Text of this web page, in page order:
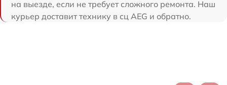
на выезде, если не требует сложного ремонта. Наш
курьер доставит технику в сц AEG и обратно.